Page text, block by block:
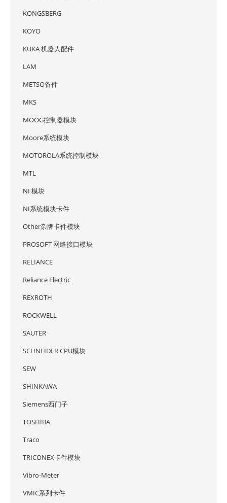
KONGSBERG
KOYO
KUKA 机器人配件
LAM
METSO备件
MKS
MOOG控制器模块
Moore系统模块
MOTOROLA系统控制模块
MTL
NI 模块
NI系统模块卡件
Other杂牌卡件模块
PROSOFT 网络接口模块
RELIANCE
Reliance Electric
REXROTH
ROCKWELL
SAUTER
SCHNEIDER CPU模块
SEW
SHINKAWA
Siemens西门子
TOSHIBA
Traco
TRICONEX卡件模块
Vibro-Meter
VMIC系列卡件